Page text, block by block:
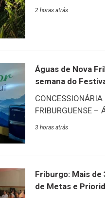
Policiais
proximidades da
de Riograndina.
suspeito foi
2 horas atrás
Águas de Nova
semana do
CONCESSIONÁRIA
FRIBURGUENSE
de 3 mil eco
com a
preparou uma
3 horas atrás
Friburgo: Mais
de Metas e